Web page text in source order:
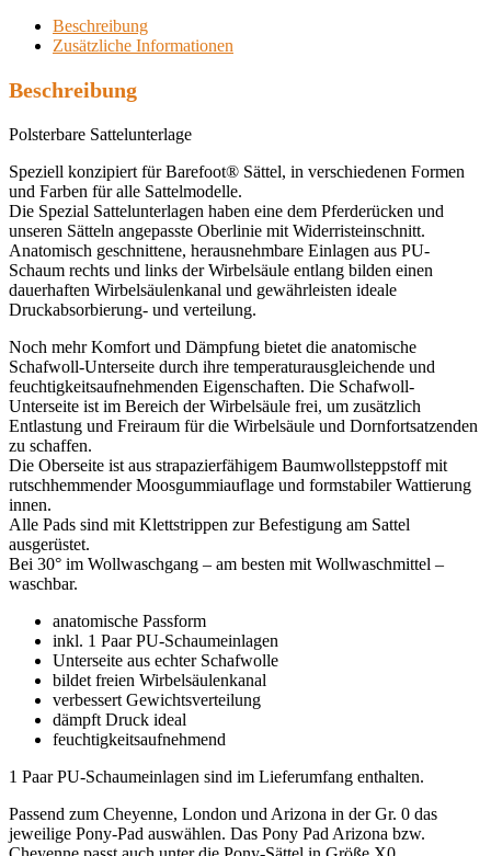
Beschreibung
Zusätzliche Informationen
Beschreibung
Polsterbare Sattelunterlage
Speziell konzipiert für Barefoot® Sättel, in verschiedenen Formen
und Farben für alle Sattelmodelle.
Die Spezial Sattelunterlagen haben eine dem Pferderücken und
unseren Sätteln angepasste Oberlinie mit Widerristeinschnitt.
Anatomisch geschnittene, herausnehmbare Einlagen aus PU-
Schaum rechts und links der Wirbelsäule entlang bilden einen
dauerhaften Wirbelsäulenkanal und gewährleisten ideale
Druckabsorbierung- und verteilung.
Noch mehr Komfort und Dämpfung bietet die anatomische
Schafwoll-Unterseite durch ihre temperaturausgleichende und
feuchtigkeitsaufnehmenden Eigenschaften. Die Schafwoll-
Unterseite ist im Bereich der Wirbelsäule frei, um zusätzlich
Entlastung und Freiraum für die Wirbelsäule und Dornfortsatzenden
zu schaffen.
Die Oberseite ist aus strapazierfähigem Baumwollsteppstoff mit
rutschhemmender Moosgummiauflage und formstabiler Wattierung
innen.
Alle Pads sind mit Klettstrippen zur Befestigung am Sattel
ausgerüstet.
Bei 30° im Wollwaschgang – am besten mit Wollwaschmittel –
waschbar.
anatomische Passform
inkl. 1 Paar PU-Schaumeinlagen
Unterseite aus echter Schafwolle
bildet freien Wirbelsäulenkanal
verbessert Gewichtsverteilung
dämpft Druck ideal
feuchtigkeitsaufnehmend
1 Paar PU-Schaumeinlagen sind im Lieferumfang enthalten.
Passend zum Cheyenne, London und Arizona in der Gr. 0 das
jeweilige Pony-Pad auswählen. Das Pony Pad Arizona bzw.